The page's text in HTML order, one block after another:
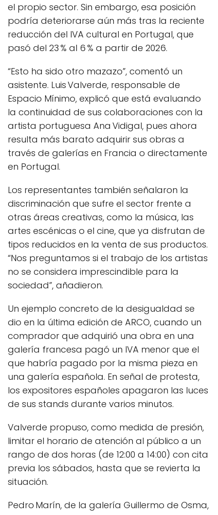
el propio sector. Sin embargo, esa posición
podría deteriorarse aún más tras la reciente
reducción del IVA cultural en Portugal, que
pasó del 23 % al 6 % a partir de 2026.
“Esto ha sido otro mazazo”, comentó un
asistente. Luis Valverde, responsable de
Espacio Mínimo, explicó que está evaluando
la continuidad de sus colaboraciones con la
artista portuguesa Ana Vidigal, pues ahora
resulta más barato adquirir sus obras a
través de galerías en Francia o directamente
en Portugal.
Los representantes también señalaron la
discriminación que sufre el sector frente a
otras áreas creativas, como la música, las
artes escénicas o el cine, que ya disfrutan de
tipos reducidos en la venta de sus productos.
“Nos preguntamos si el trabajo de los artistas
no se considera imprescindible para la
sociedad”, añadieron.
Un ejemplo concreto de la desigualdad se
dio en la última edición de ARCO, cuando un
comprador que adquirió una obra en una
galería francesa pagó un IVA menor que el
que habría pagado por la misma pieza en
una galería española. En señal de protesta,
los expositores españoles apagaron las luces
de sus stands durante varios minutos.
Valverde propuso, como medida de presión,
limitar el horario de atención al público a un
rango de dos horas (de 12:00 a 14:00) con cita
previa los sábados, hasta que se revierta la
situación.
Pedro Marín, de la galería Guillermo de Osma,